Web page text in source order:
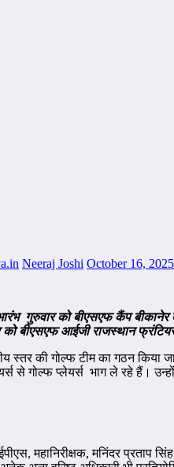
Neeraj Joshi October 16,
गुरुवार को बीएसएफ कैंप
को बीएसएफ आईजी राजस्थान
स्तर की गोल्फ टीम का गठन
से गोल्फ प्लेयर्स भाग ले रहे हैं।
महानिरीक्षक, मनिंदर प्रताप